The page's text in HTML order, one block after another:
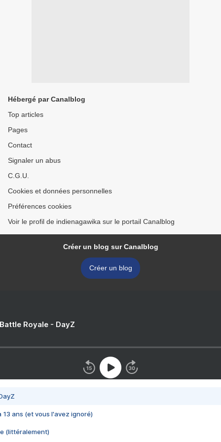
Hébergé par Canalblog
Top articles
Pages
Contact
Signaler un abus
C.G.U.
Cookies et données personnelles
Préférences cookies
Voir le profil de indienagawika sur le portail Canalblog
Créer un blog sur Canalblog
Créer un blog
Royale - DayZ
13 ans (et vous l'avez ignoré)
(littéralement)